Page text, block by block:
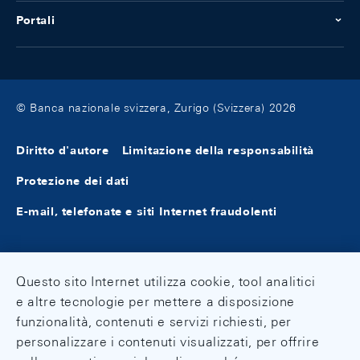
Portali
© Banca nazionale svizzera, Zurigo (Svizzera) 2026
Diritto d'autore Limitazione della responsabilità
Protezione dei dati
E-mail, telefonate e siti Internet fraudolenti
Questo sito Internet utilizza cookie, tool analitici
e altre tecnologie per mettere a disposizione
funzionalità, contenuti e servizi richiesti, per
personalizzare i contenuti visualizzati, per offrire